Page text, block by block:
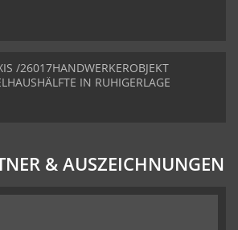
/26017HANDWERKEROBJEKT
IN RUHIGERLAGE
& AUSZEICHNUNGEN